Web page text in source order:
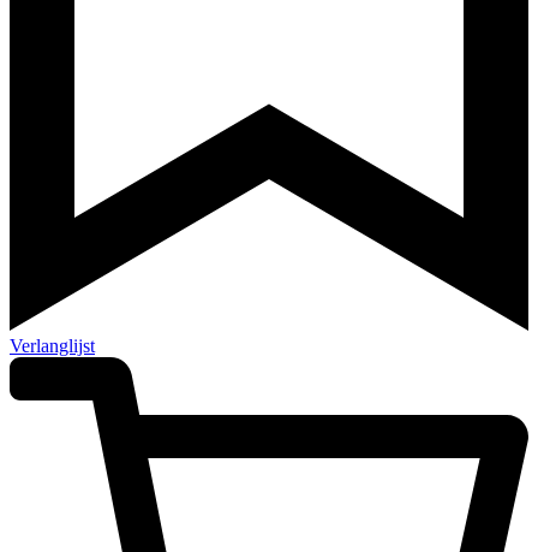
Verlanglijst